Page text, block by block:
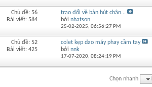
Chủ đề: 56
Bài viết: 584
trao đổi về bàn hút chân...
bởinhatson
25-02-2025,06:56:27 PM
Chủ đề: 52
Bài viết: 425
colet kẹp dao máy phay cầm tay
bởinnk
17-07-2020,08:24:19 PM
Chọn nhanh